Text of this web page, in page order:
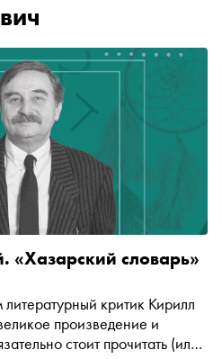
«Хазарский словарь»
критик Кирилл
стоит прочитать (или